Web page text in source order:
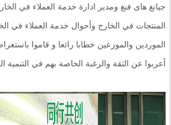
جيانغ هاى فنغ ومدير ادارة خدمة العملاء في
المنتجات في الخارج وأحوال خدمة العملاء في
الموردين والموزعين خطابا رائعا و قاموا
أعربوا عن الثقة والرغبة الخاصة بهم في التنمية